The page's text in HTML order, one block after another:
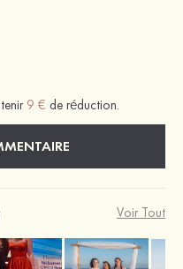
9 € de réduction.
Voir Tout